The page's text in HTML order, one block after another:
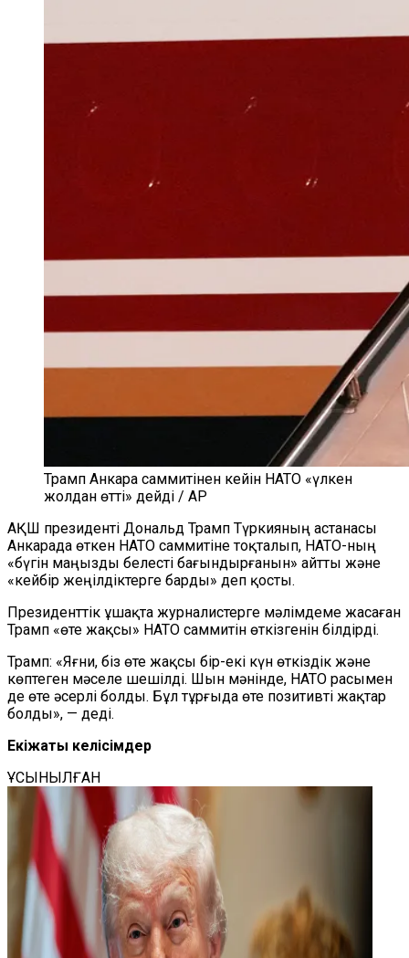
Трамп Анкара саммитінен кейін НАТО «үлкен
жолдан өтті» дейді / AP
АҚШ президенті Дональд Трамп Түркияның астанасы
Анкарада өткен НАТО саммитіне тоқталып, НАТО-ның
«бүгін маңызды белесті бағындырғанын» айтты және
«кейбір жеңілдіктерге барды» деп қосты.
Президенттік ұшақта журналистерге мәлімдеме жасаған
Трамп «өте жақсы» НАТО саммитін өткізгенін білдірді.
Трамп: «Яғни, біз өте жақсы бір-екі күн өткіздік және
көптеген мәселе шешілді. Шын мәнінде, НАТО расымен
де өте әсерлі болды. Бұл тұрғыда өте позитивті жақтар
болды», — деді.
Екіжақты келісімдер
ҰСЫНЫЛҒАН